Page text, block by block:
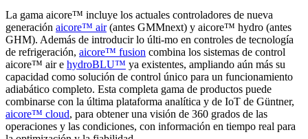
La gama aicore™ incluye los actuales controladores de nueva
generación aicore™ air(antes GMMnext) y aicore™ hydro (antes
GHM). Además de introducir lo últi-mo en controles de tecnología
de refrigeración, aicore™ fusion combina los sistemas de control
aicore™ air e hydroBLU™ ya existentes, ampliando aún más su
capacidad como solución de control único para un funcionamiento
adiabático completo. Esta completa gama de productos puede
combinarse con la última plataforma analítica y de IoT de Güntner,
aicore™ cloud, para obtener una visión de 360 grados de las
operaciones y las condiciones, con información en tiempo real para